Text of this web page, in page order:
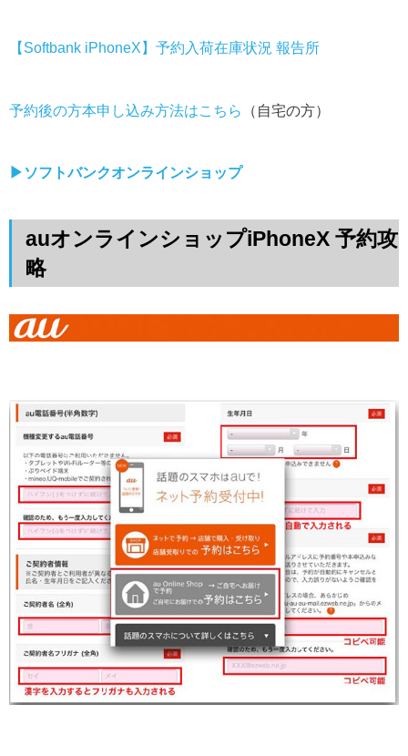
【Softbank iPhoneX】予約入荷在庫状況 報告所
予約後の方本申し込み方法はこちら （自宅の方）
▶︎ソフトバンクオンラインショップ
auオンラインショップiPhoneX 予約攻
略